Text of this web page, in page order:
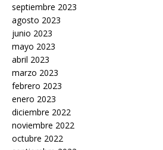
septiembre 2023
agosto 2023
junio 2023
mayo 2023
abril 2023
marzo 2023
febrero 2023
enero 2023
diciembre 2022
noviembre 2022
octubre 2022